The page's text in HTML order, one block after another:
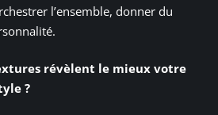
l’ensemble, donner du
révèlent le mieux votre
?